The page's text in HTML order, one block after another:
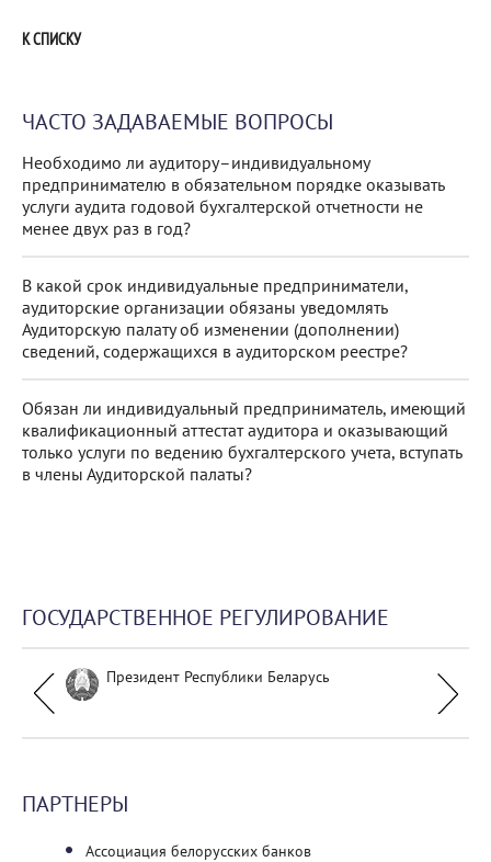
К СПИСКУ
ЧАСТО ЗАДАВАЕМЫЕ ВОПРОСЫ
Необходимо ли аудитору–индивидуальному
предпринимателю в обязательном порядке оказывать
услуги аудита годовой бухгалтерской отчетности не
менее двух раз в год?
В какой срок индивидуальные предприниматели,
аудиторские организации обязаны уведомлять
Аудиторскую палату об изменении (дополнении)
сведений, содержащихся в аудиторском реестре?
Обязан ли индивидуальный предприниматель, имеющий
квалификационный аттестат аудитора и оказывающий
только услуги по ведению бухгалтерского учета, вступать
в члены Аудиторской палаты?
ГОСУДАРСТВЕННОЕ РЕГУЛИРОВАНИЕ
Президент Республики Беларусь
ПАРТНЕРЫ
Ассоциация белорусских банков